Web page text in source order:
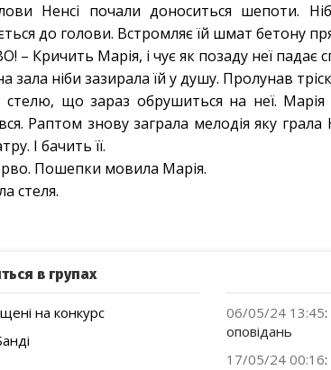
Ненсі почали доноситься шепоти.
до голови. Встромляє їй шмат бетону
Кричить Марія, і чує як позаду неї падає
зала ніби зазирала їй у душу. Пролунав
стелю, що зараз обрушиться на неї.
Раптом знову заграла мелодія яку
І бачить її.
Пошепки мовила Марія.
стеля.
в групах
на конкурс
06/05/24 13:45:
оповідань
17/05/24 00:16: